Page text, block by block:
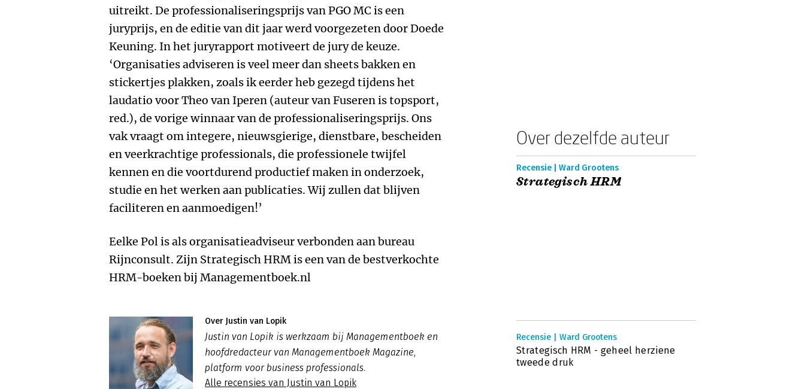
uitreikt. De professionaliseringsprijs van PGO MC is een
juryprijs, en de editie van dit jaar werd voorgezeten door Doede
Keuning. In het juryrapport motiveert de jury de keuze.
‘Organisaties adviseren is veel meer dan sheets bakken en
stickertjes plakken, zoals ik eerder heb gezegd tijdens het
laudatio voor Theo van Iperen (auteur van Fuseren is topsport,
red.), de vorige winnaar van de professionaliseringsprijs. Ons
vak vraagt om integere, nieuwsgierige, dienstbare, bescheiden
en veerkrachtige professionals, die professionele twijfel
kennen en die voortdurend productief maken in onderzoek,
studie en het werken aan publicaties. Wij zullen dat blijven
faciliteren en aanmoedigen!’
Eelke Pol is als organisatieadviseur verbonden aan bureau
Rijnconsult. Zijn Strategisch HRM is een van de bestverkochte
HRM-boeken bij Managementboek.nl
Over Justin van Lopik
Justin van Lopik is werkzaam bij Managementboek en
hoofdredacteur van Managementboek Magazine,
platform voor business professionals.
Alle recensies van Justin van Lopik
Over dezelfde auteur
Recensie | Ward Grootens
Strategisch HRM
Recensie | Ward Grootens
Strategisch HRM - geheel herziene
tweede druk